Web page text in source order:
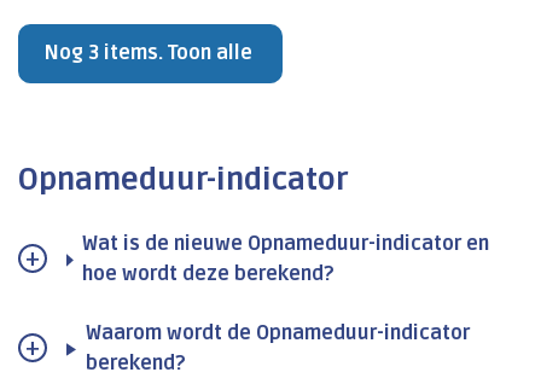
Nog 3 items. Toon alle
Opnameduur-indicator
Wat is de nieuwe Opnameduur-indicator en
hoe wordt deze berekend?
Waarom wordt de Opnameduur-indicator
berekend?